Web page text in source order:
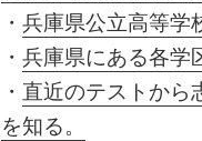
・兵庫県公立高等学
・兵庫県にある各学
・ 直近のテストから
を知る。